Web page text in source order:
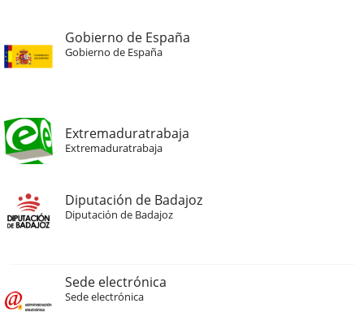
Gobierno de España
Gobierno de España
Extremaduratrabaja
Extremaduratrabaja
Diputación de Badajoz
Diputación de Badajoz
Sede electrónica
Sede electrónica